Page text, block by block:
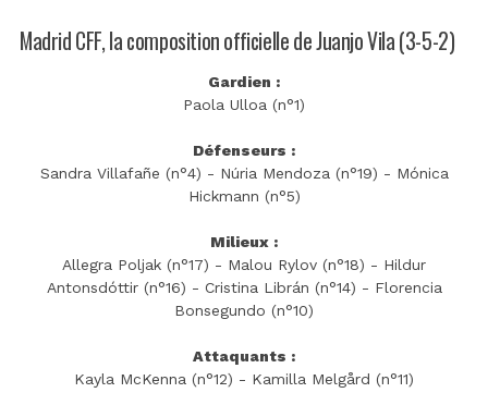
Madrid CFF, la composition officielle de Juanjo Vila (3-5-2)
Gardien :
Paola Ulloa (n°1)
Défenseurs :
Sandra Villafañe (n°4) - Núria Mendoza (n°19) - Mónica
Hickmann (n°5)
Milieux :
Allegra Poljak (n°17) - Malou Rylov (n°18) - Hildur
Antonsdóttir (n°16) - Cristina Librán (n°14) - Florencia
Bonsegundo (n°10)
Attaquants :
Kayla McKenna (n°12) - Kamilla Melgård (n°11)